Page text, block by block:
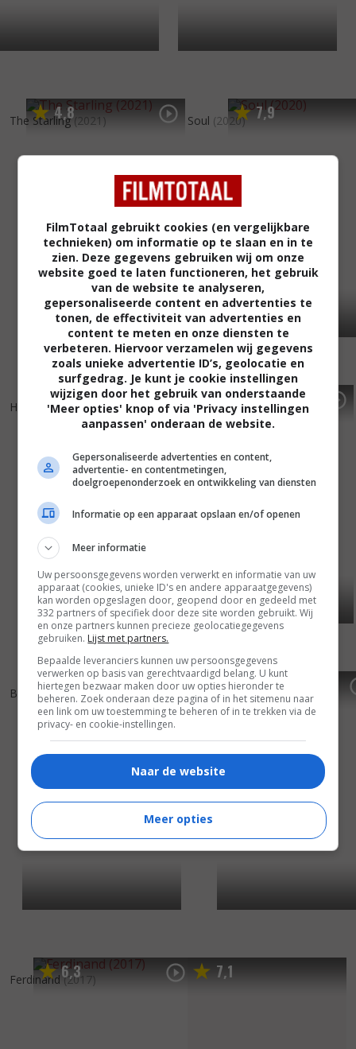
4,8
The Starling (2021) 7,9
Soul (2020)
8,8
Hamilton (2020) 5,8
Velvet Buzzsaw (2019)
7,4
Blindspotting (2018) 7,2
Wonder (2017)
6,3
Ferdinand (2017) 7,1
FilmTotaal gebruikt cookies (en vergelijkbare
technieken) om informatie op te slaan en in te
zien. Deze gegevens gebruiken wij om onze
website goed te laten functioneren, het gebruik
van de website te analyseren,
gepersonaliseerde content en advertenties te
tonen, de effectiviteit van advertenties en
content te meten en onze diensten te
verbeteren. Hiervoor verzamelen wij gegevens
zoals unieke advertentie ID’s, geolocatie en
surfgedrag. Je kunt je cookie instellingen
wijzigen door het gebruik van onderstaande
'Meer opties' knop of via 'Privacy instellingen
aanpassen' onderaan de website.
Gepersonaliseerde advertenties en content,
advertentie- en contentmetingen,
doelgroepenonderzoek en ontwikkeling van diensten
Informatie op een apparaat opslaan en/of openen
Meer informatie
Uw persoonsgegevens worden verwerkt en informatie van uw
apparaat (cookies, unieke ID's en andere apparaatgegevens)
kan worden opgeslagen door, geopend door en gedeeld met
332 partners of specifiek door deze site worden gebruikt. Wij
en onze partners kunnen precieze geolocatiegegevens
gebruiken. Lijst met partners.
Bepaalde leveranciers kunnen uw persoonsgegevens
verwerken op basis van gerechtvaardigd belang. U kunt
hiertegen bezwaar maken door uw opties hieronder te
beheren. Zoek onderaan deze pagina of in het sitemenu naar
een link om uw toestemming te beheren of in te trekken via de
privacy- en cookie-instellingen.
Naar de website
Meer opties